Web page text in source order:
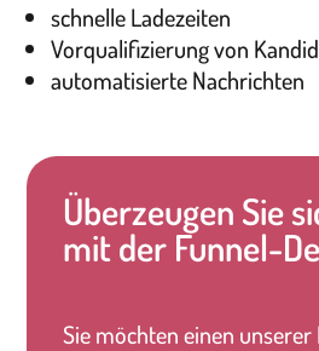
schnelle Ladezeiten
Vorqualifizierung von
automatisierte Nachrichten
Überzeugen Sie
mit der Funnel-
Sie möchten einen unserer